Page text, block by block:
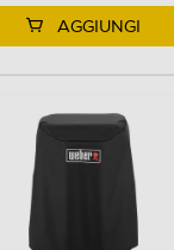
AGGIUNGI